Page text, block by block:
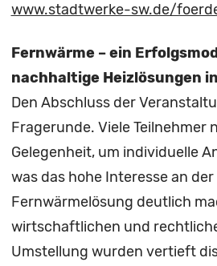
www.stadtwerke-sw.de/
Fernwärme – ein
nachhaltige Heizlösungen
Den Abschluss der
Fragerunde. Viele Teilnehmer
Gelegenheit, um individuelle
was das hohe Interesse an
Fernwärmelösung deutlich
wirtschaftlichen und
Umstellung wurden vertieft